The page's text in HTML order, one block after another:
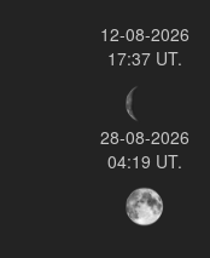
12-08-2026
17:37 UT.
28-08-2026
04:19 UT.